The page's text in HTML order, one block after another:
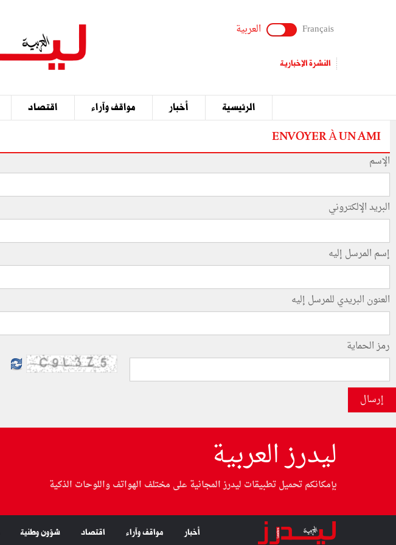
Français العربية
النشرة الإخبارية
الرئيسية أخبار مواقف وآراء اقتصاد
ENVOYER À UN AMI
الإسم
البريد الإلكتروني
إسم المرسل إليه
العنون البريدي للمرسل إليه
رمز الحماية
إرسال
ليدرز العربية
بإمكانكم تحميل تطبيقات ليدرز المجانية على مختلف الهواتف واللوحات الذكية
أخبار مواقف وآراء اقتصاد شؤون وطنية